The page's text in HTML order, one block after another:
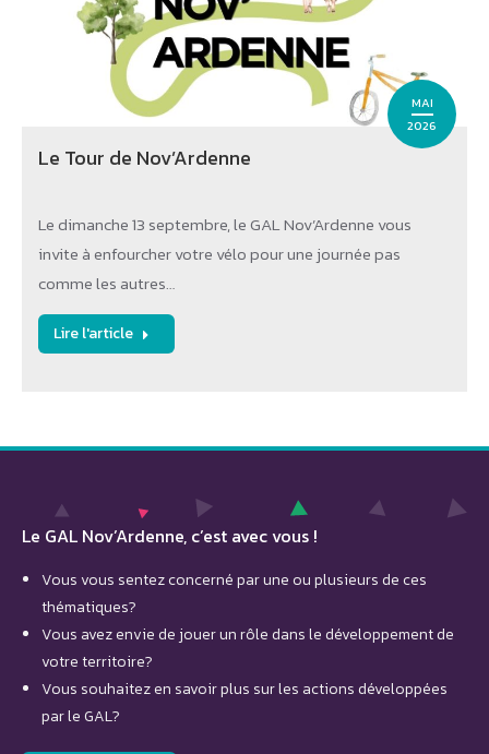
MAI
2026
Le Tour de Nov’Ardenne
Le dimanche 13 septembre, le GAL Nov’Ardenne vous
invite à enfourcher votre vélo pour une journée pas
comme les autres…
Lire l'article
Le GAL Nov’Ardenne, c’est avec vous !
Vous vous sentez concerné par une ou plusieurs de ces
thématiques?
Vous avez envie de jouer un rôle dans le développement de
votre territoire?
Vous souhaitez en savoir plus sur les actions développées
par le GAL?